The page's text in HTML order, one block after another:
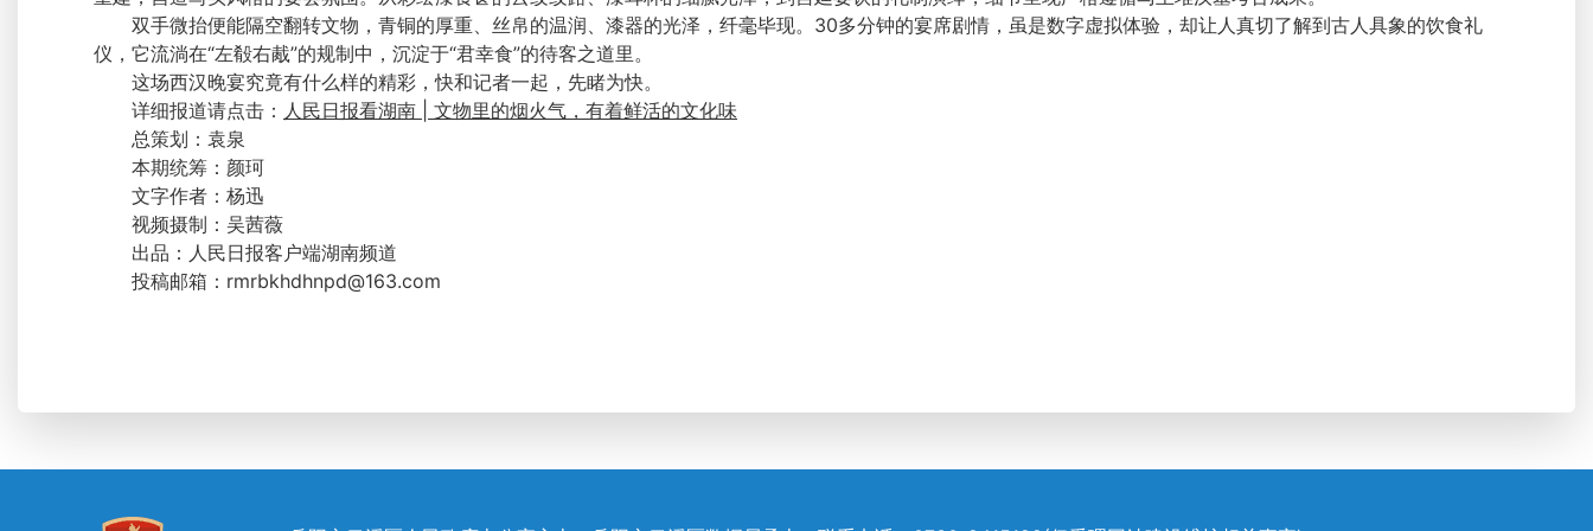
双手微抬便能隔空翻转文物，青铜的厚重、丝帛的温润、漆器的光泽，纤毫毕现。30多分钟的宴席剧情，虽是数字虚拟体验，却让人真切了解到古人具象的饮食礼
仪，它流淌在“左殽右胾”的规制中，沉淀于“君幸食”的待客之道里。
这场西汉晚宴究竟有什么样的精彩，快和记者一起，先睹为快。
详细报道请点击： 人民日报看湖南 | 文物里的烟火气，有着鲜活的文化味
总策划：袁泉
本期统筹：颜珂
文字作者：杨迅
视频摄制：吴茜薇
出品：人民日报客户端湖南频道
投稿邮箱：rmrbkhdhnpd@163.com